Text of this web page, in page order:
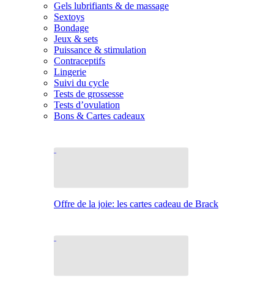
Gels lubrifiants & de massage
Sextoys
Bondage
Jeux & sets
Puissance & stimulation
Contraceptifs
Lingerie
Suivi du cycle
Tests de grossesse
Tests d’ovulation
Bons & Cartes cadeaux
Offre de la joie: les cartes cadeau de Brack